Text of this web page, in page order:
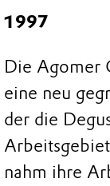
1997
Die Agomer
eine neu
der die
nahm ihre